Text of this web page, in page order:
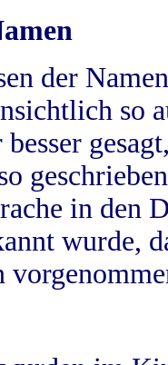
der
so
in
wurde,